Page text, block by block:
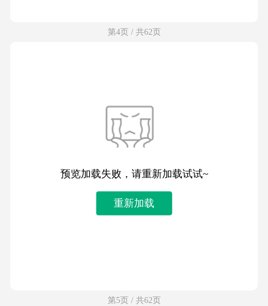
第4页 / 共62页
预览加载失败，请重新加载试试~
重新加载
第5页 / 共62页